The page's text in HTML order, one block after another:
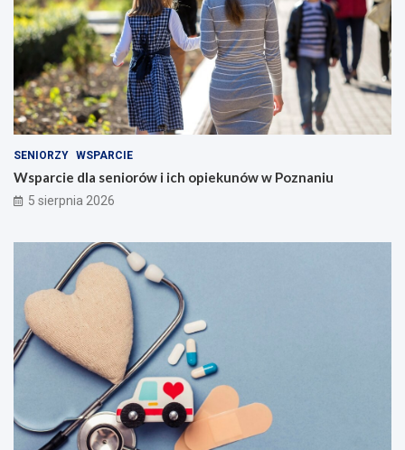
SENIORZY WSPARCIE
Wsparcie dla seniorów i ich opiekunów w Poznaniu
5 sierpnia 2026